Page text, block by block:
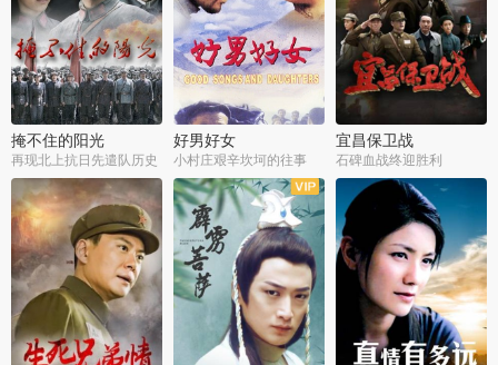
掩不住的阳光
再现北上抗日先遣队历史
好男好女
小村庄艰辛坎坷的往事
宜昌保卫战
石碑血战终迎胜利
全37集
全40集 全25集